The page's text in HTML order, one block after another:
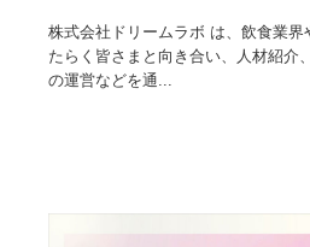
株式会社ドリームラボ は、飲食業界
たらく皆さまと向き合い、人材紹介
の運営などを通...